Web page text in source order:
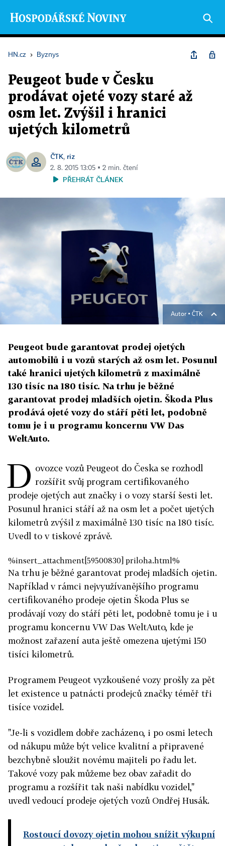
HN.cz › Byznys
Peugeot bude v Česku
prodávat ojeté vozy staré až
osm let. Zvýšil i hranici
ujetých kilometrů
ČTK, riz
2. 8. 2015 13:05 ▪ 2 min. čtení
PŘEHRÁT ČLÁNEK
Autor ▪ ČTK
Peugeot bude garantovat prodej ojetých
automobilů i u vozů starých až osm let. Posunul
také hranici ujetých kilometrů z maximálně
130 tisíc na 180 tisíc. Na trhu je běžné
garantovat prodej mladších ojetin. Škoda Plus
prodává ojeté vozy do stáří pěti let, podobně
tomu je i u programu koncernu VW Das
WeltAuto.
D ovozce vozů Peugeot do Česka se rozhodl
rozšířit svůj program certifikovaného
prodeje ojetých aut značky i o vozy starší šesti let.
Posunul hranici stáří až na osm let a počet ujetých
kilometrů zvýšil z maximálně 130 tisíc na 180 tisíc.
Uvedl to v tiskové zprávě.
%insert_attachment[59500830] priloha.html%
Na trhu je běžné garantovat prodej mladších ojetin.
Například v rámci nejvyužívanějšího programu
certifikovaného prodeje ojetin Škoda Plus se
prodávají vozy do stáří pěti let, podobně tomu je i u
programu koncernu VW Das WeltAuto, kde je
možnost zařazení auta ještě omezena ujetými 150
tisíci kilometrů.
Programem Peugeot vyzkoušené vozy prošly za pět
let existence u patnácti prodejců značky téměř tři
tisíce vozidel.
"Je-li s vozidlem dobře zacházeno, i po osmi letech
od nákupu může být velice kvalitní a připravené
bezchybně sloužit novému majiteli po řadu let.
Takové vozy pak můžeme bez obav zařadit do
programu a rozšířit tak naši nabídku vozidel,"
uvedl vedoucí prodeje ojetých vozů Ondřej Husák.
Rostoucí dovozy ojetin mohou snížit výkupní